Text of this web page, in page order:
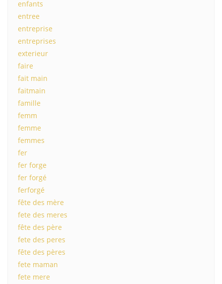
enfants
entree
entreprise
entreprises
exterieur
faire
fait main
faitmain
famille
femm
femme
femmes
fer
fer forge
fer forgé
ferforgé
fête des mère
fete des meres
fête des père
fete des peres
fête des pères
fete maman
fete mere